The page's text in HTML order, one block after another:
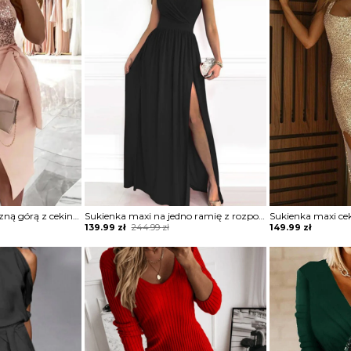
Sukienka z asymetryczną górą z cekinami Sukienka maxi na jedno ramię z rozporkiem
244.99zł
Original
was:
244.99 zł.
139.99 zł
Current
is:
139.99 zł.
149.99 zł